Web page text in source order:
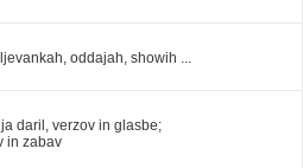
oddajah, showih ...
daril, verzov in glasbe;
in zabav